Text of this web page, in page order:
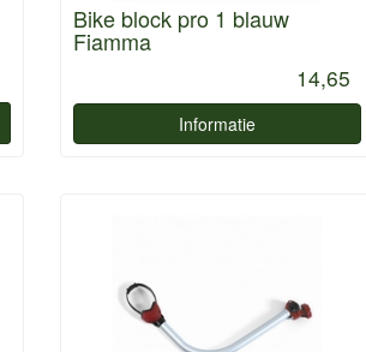
Bike block pro 1 blauw
Fiamma
14,65
Informatie